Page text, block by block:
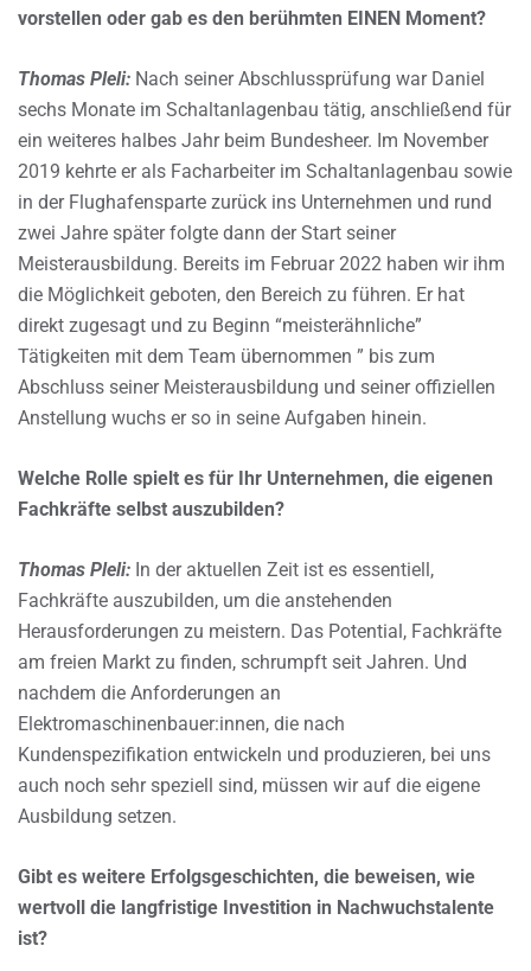
vorstellen oder gab es den berühmten EINEN Moment?
Thomas Pleli: Nach seiner Abschlussprüfung war Daniel
sechs Monate im Schaltanlagenbau tätig, anschließend für
ein weiteres halbes Jahr beim Bundesheer. Im November
2019 kehrte er als Facharbeiter im Schaltanlagenbau sowie
in der Flughafensparte zurück ins Unternehmen und rund
zwei Jahre später folgte dann der Start seiner
Meisterausbildung. Bereits im Februar 2022 haben wir ihm
die Möglichkeit geboten, den Bereich zu führen. Er hat
direkt zugesagt und zu Beginn “meisterähnliche”
Tätigkeiten mit dem Team übernommen ” bis zum
Abschluss seiner Meisterausbildung und seiner offiziellen
Anstellung wuchs er so in seine Aufgaben hinein.
Welche Rolle spielt es für Ihr Unternehmen, die eigenen
Fachkräfte selbst auszubilden?
Thomas Pleli: In der aktuellen Zeit ist es essentiell,
Fachkräfte auszubilden, um die anstehenden
Herausforderungen zu meistern. Das Potential, Fachkräfte
am freien Markt zu finden, schrumpft seit Jahren. Und
nachdem die Anforderungen an
Elektromaschinenbauer:innen, die nach
Kundenspezifikation entwickeln und produzieren, bei uns
auch noch sehr speziell sind, müssen wir auf die eigene
Ausbildung setzen.
Gibt es weitere Erfolgsgeschichten, die beweisen, wie
wertvoll die langfristige Investition in Nachwuchstalente
ist?